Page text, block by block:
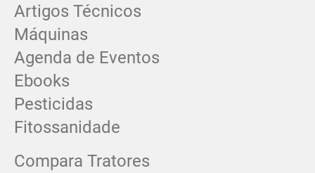
Artigos Técnicos
Máquinas
Agenda de Eventos
Ebooks
Pesticidas
Fitossanidade
Compara Tratores